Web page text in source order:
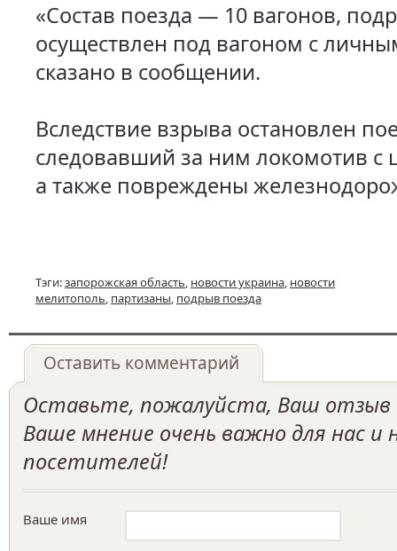
«Состав поезда — 10 вагонов,
осуществлен под вагоном с
сказано в сообщении.
Вследствие взрыва остановлен
следовавший за ним локомотив с
а также повреждены
Тэги:запорожская область, новости украина, новости
мелитополь, партизаны, подрыв поезда
Оставить комментарий
Оставьте, пожалуйста, Ваш отзыв
Ваше мнение очень важно для нас и
посетителей!
Ваше имя